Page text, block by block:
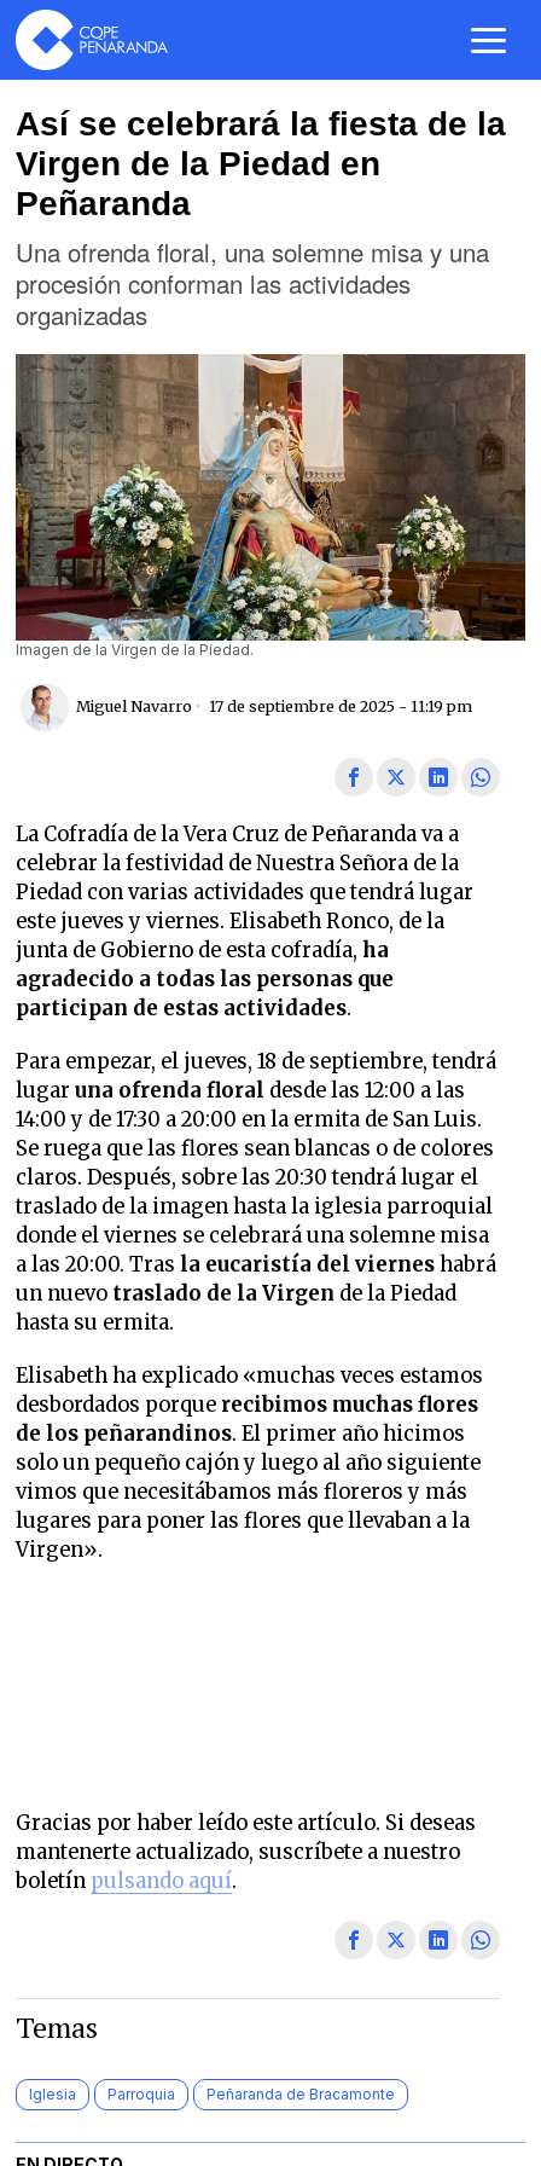
Así se celebrará la fiesta de la
Virgen de la Piedad en
Peñaranda
Una ofrenda floral, una solemne misa y una
procesión conforman las actividades
organizadas
Imagen de la Virgen de la Piedad.
Miguel Navarro 17 de septiembre de 2025 - 11:19 pm
La Cofradía de la Vera Cruz de Peñaranda va a
celebrar la festividad de Nuestra Señora de la
Piedad con varias actividades que tendrá lugar
este jueves y viernes. Elisabeth Ronco, de la
junta de Gobierno de esta cofradía,ha
agradecido a todas las personas que
participan de estas actividades.
Para empezar, el jueves, 18 de septiembre, tendrá
lugaruna ofrenda floral desde las 12:00 a las
14:00 y de 17:30 a 20:00 en la ermita de San Luis.
Se ruega que las flores sean blancas o de colores
claros. Después, sobre las 20:30 tendrá lugar el
traslado de la imagen hasta la iglesia parroquial
donde el viernes se celebrará una solemne misa
a las 20:00. Tras la eucaristía del vierneshabrá
un nuevo traslado de la Virgen de la Piedad
hasta su ermita.
Elisabeth ha explicado «muchas veces estamos
desbordados porque recibimos muchas flores
de los peñarandinos. El primer año hicimos
solo un pequeño cajón y luego al año siguiente
vimos que necesitábamos más floreros y más
lugares para poner las flores que llevaban a la
Virgen».
Gracias por haber leído este artículo. Si deseas
mantenerte actualizado, suscríbete a nuestro
boletín pulsando aquí.
Temas
Iglesia Parroquia Peñaranda de Bracamonte